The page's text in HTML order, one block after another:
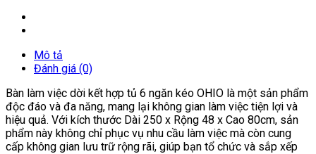
Mô tả
Đánh giá (0)
Bàn làm việc dời kết hợp tủ 6 ngăn kéo OHIO là một sản phẩm
độc đáo và đa năng, mang lại không gian làm việc tiện lợi và
hiệu quả. Với kích thước Dài 250 x Rộng 48 x Cao 80cm, sản
phẩm này không chỉ phục vụ nhu cầu làm việc mà còn cung
cấp không gian lưu trữ rộng rãi, giúp bạn tổ chức và sắp xếp